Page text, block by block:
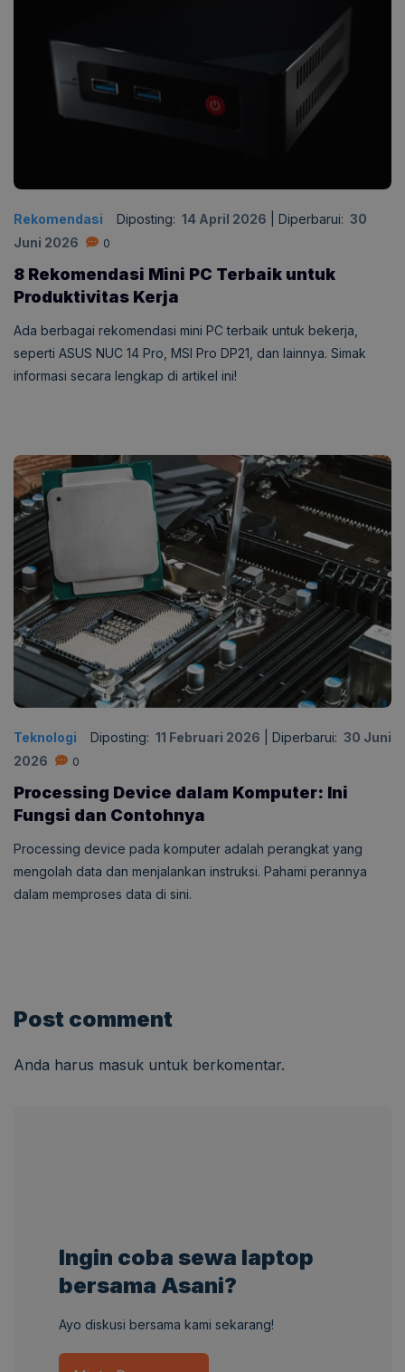
Rekomendasi Diposting: 14 April 2026 Diperbarui: 30
Juni 2026
0
8 Rekomendasi Mini PC Terbaik untuk
Produktivitas Kerja
Ada berbagai rekomendasi mini PC terbaik untuk bekerja,
seperti ASUS NUC 14 Pro, MSI Pro DP21, dan lainnya. Simak
informasi secara lengkap di artikel ini!
Teknologi Diposting: 11 Februari 2026 Diperbarui: 30 Juni
2026
0
Processing Device dalam Komputer: Ini
Fungsi dan Contohnya
Processing device pada komputer adalah perangkat yang
mengolah data dan menjalankan instruksi. Pahami perannya
dalam memproses data di sini.
Post comment
Anda harus masuk untuk berkomentar.
Ingin coba sewa laptop
bersama Asani?
Ayo diskusi bersama kami sekarang!